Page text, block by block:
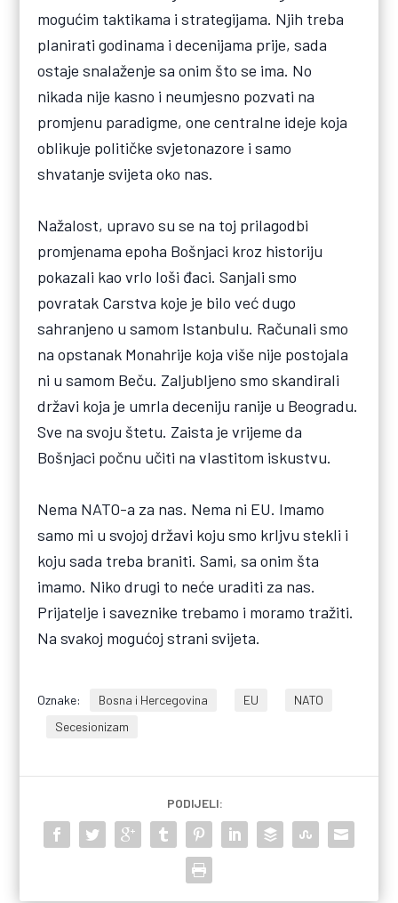
mogućim taktikama i strategijama. Njih treba
planirati godinama i decenijama prije, sada
ostaje snalaženje sa onim što se ima. No
nikada nije kasno i neumjesno pozvati na
promjenu paradigme, one centralne ideje koja
oblikuje političke svjetonazore i samo
shvatanje svijeta oko nas.
Nažalost, upravo su se na toj prilagodbi
promjenama epoha Bošnjaci kroz historiju
pokazali kao vrlo loši đaci. Sanjali smo
povratak Carstva koje je bilo već dugo
sahranjeno u samom Istanbulu. Računali smo
na opstanak Monahrije koja više nije postojala
ni u samom Beču. Zaljubljeno smo skandirali
državi koja je umrla deceniju ranije u Beogradu.
Sve na svoju štetu. Zaista je vrijeme da
Bošnjaci počnu učiti na vlastitom iskustvu.
Nema NATO-a za nas. Nema ni EU. Imamo
samo mi u svojoj državi koju smo krljvu stekli i
koju sada treba braniti. Sami, sa onim šta
imamo. Niko drugi to neće uraditi za nas.
Prijatelje i saveznike trebamo i moramo tražiti.
Na svakoj mogućoj strani svijeta.
Oznake: Bosna i Hercegovina EU
NATO
Secesionizam
PODIJELI: